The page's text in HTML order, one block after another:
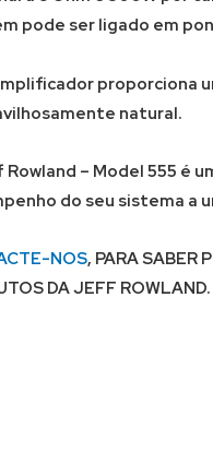
pode ser ligado em
proporciona
natural.
– Model 555 é
do seu sistema a
NOS, PARA SABER
DA JEFF ROWLAND.